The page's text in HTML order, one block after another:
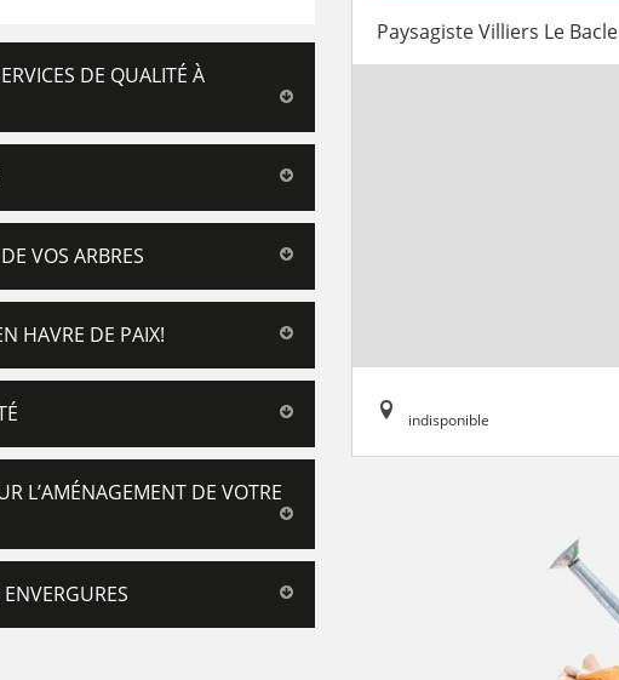
DE QUALITÉ À
VOS ARBRES
HAVRE DE PAIX!
L’AMÉNAGEMENT DE VOTRE
Paysagiste Villiers Le Bacle
indisponible